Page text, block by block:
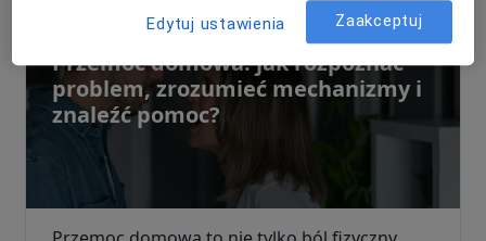
Przemoc domowa: jak rozpoznać
problem, zrozumieć mechanizmy i
znaleźć pomoc?
Edytuj ustawienia Zaakceptuj